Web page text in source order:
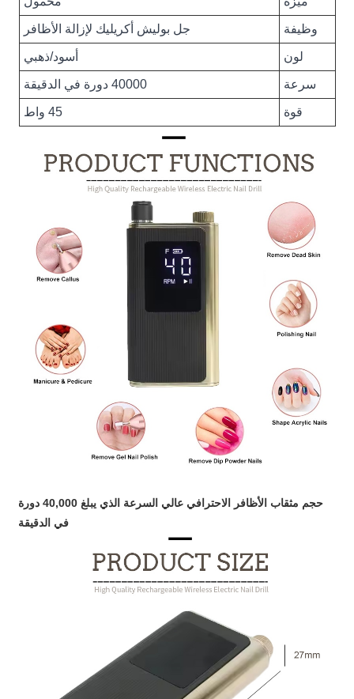
وظيفة جل بوليش أكريليك لإزالة الأظافر
لون أسود/ذهبي
سرعة 40000 دورة في الدقيقة
قوة 45 واط
حجم مثقاب الأظافر الاحترافي عالي السرعة الذي يبلغ 40,000 دورة
في الدقيقة